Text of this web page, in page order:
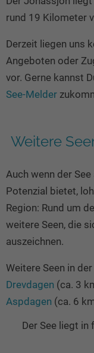
Glamping
Seen in Europa
Österreich
Schweiz
Frankreich
Niederlande
alle Länder…
rund 19 Kilometer
Derzeit liegen uns
Angeboten oder
vor. Gerne kannst
See-Melder
Weitere
Auch wenn der
Potenzial bietet,
Region: Rund um
weitere Seen, die
auszeichnen.
Weitere Seen in
Drevdagen (ca. 3
Aspdagen (ca. 6
Der See liegt in